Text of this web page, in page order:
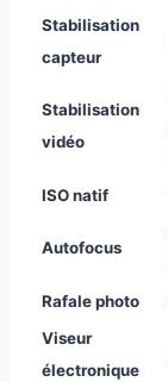
Stabilisation
capteur
Stabilisation
vidéo
ISO natif
Autofocus
Rafale photo
Viseur
électronique